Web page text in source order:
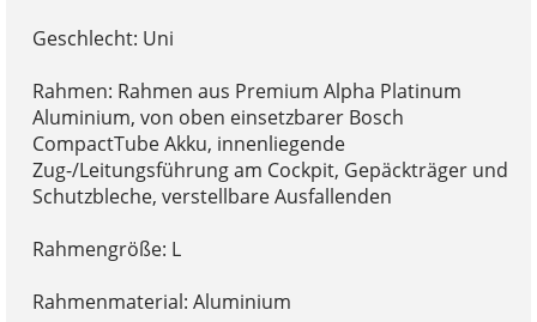
Geschlecht: Uni
Rahmen: Rahmen aus Premium Alpha Platinum
Aluminium, von oben einsetzbarer Bosch
CompactTube Akku, innenliegende
Zug-/Leitungsführung am Cockpit, Gepäckträger und
Schutzbleche, verstellbare Ausfallenden
Rahmengröße: L
Rahmenmaterial: Aluminium